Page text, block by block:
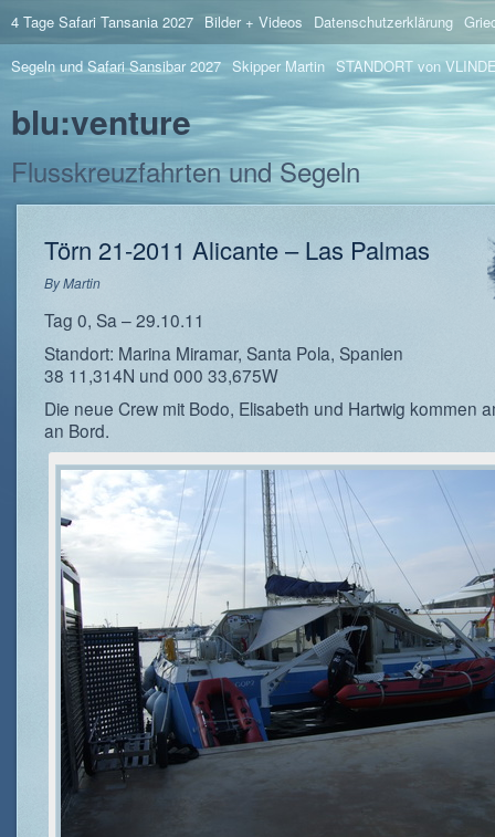
4 Tage Safari Tansania 2027 Bilder + Videos Datenschutzerklärung
Segeln und Safari Sansibar 2027 Skipper Martin STANDORT von
blu:venture
Flusskreuzfahrten und Segeln
Törn 21-2011 Alicante – Las Palmas
ByMartin
Tag 0, Sa – 29.10.11
Standort: Marina Miramar, Santa Pola, Spanien
38 11,314N und 000 33,675W
Die neue Crew mit Bodo, Elisabeth und Hartwig kommen
an Bord.